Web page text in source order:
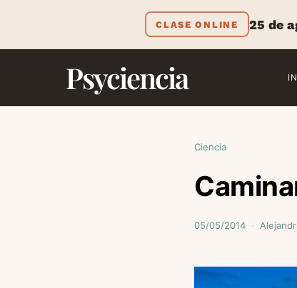
CLASE ONLINE 25 de
Psyciencia
Ciencia
05/05/2014